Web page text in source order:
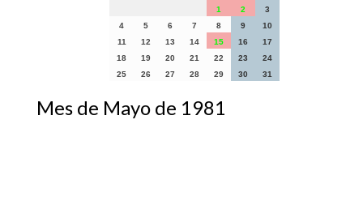
1
2
3
4
5 6 7 8 9
10
11
12 13 14 15 16
17
18
19 20 21 22 23
24
25
26 27 28 29 30 31
Mes de Mayo de 1981